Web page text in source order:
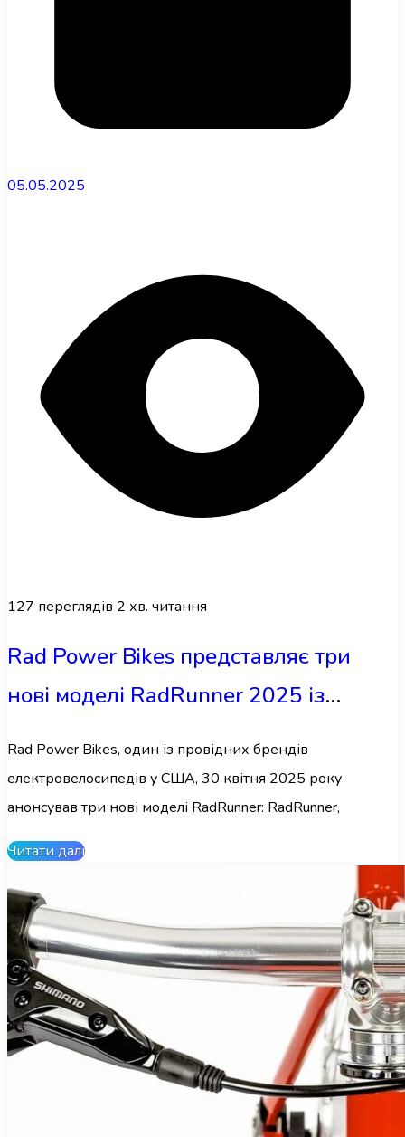
05.05.2025
127 переглядів 2 хв. читання
Rad Power Bikes представляє три
нові моделі RadRunner 2025 із
Rad Power Bikes, один із провідних брендів
електровелосипедів у США, 30 квітня 2025 року
анонсував три нові моделі RadRunner: RadRunner,
Читати далі